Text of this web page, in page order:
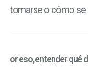
tomarse o cómo se
or eso, entenderqué